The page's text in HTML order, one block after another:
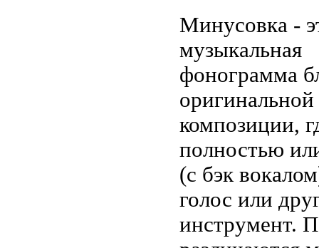
Минусовка -
музыкальная
фонограмма
композиции,
полностью
(с бэк
голос или
инструмент.